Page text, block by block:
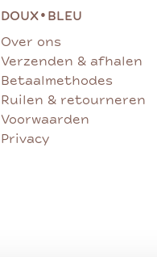
DOUX• BLEU
Over ons
Verzenden & afhalen
Betaalmethodes
Ruilen & retourneren
Voorwaarden
Privacy